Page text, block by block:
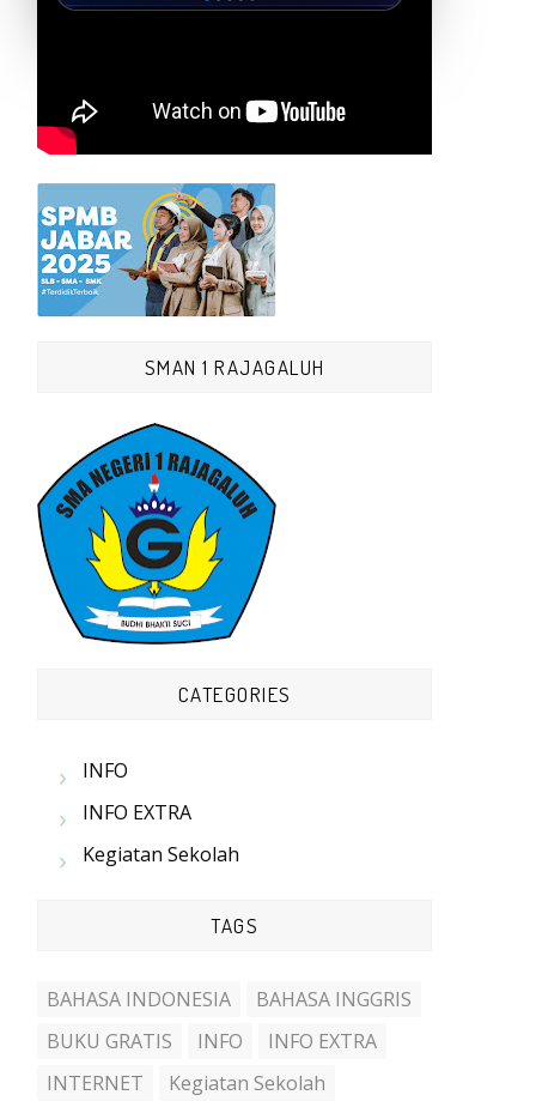
SMAN 1 RAJAGALUH
CATEGORIES
INFO
INFO EXTRA
Kegiatan Sekolah
TAGS
BAHASA INDONESIA
BAHASA INGGRIS
BUKU GRATIS
INFO
INFO EXTRA
INTERNET
Kegiatan Sekolah